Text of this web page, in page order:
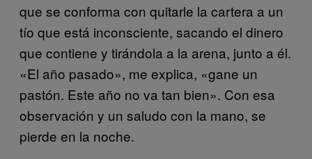
que se conforma con quitarle la cartera a un
tío que está inconsciente, sacando el dinero
que contiene y tirándola a la arena, junto a él.
«El año pasado», me explica, «gane un
pastón. Este año no va tan bien». Con esa
observación y un saludo con la mano, se
pierde en la noche.